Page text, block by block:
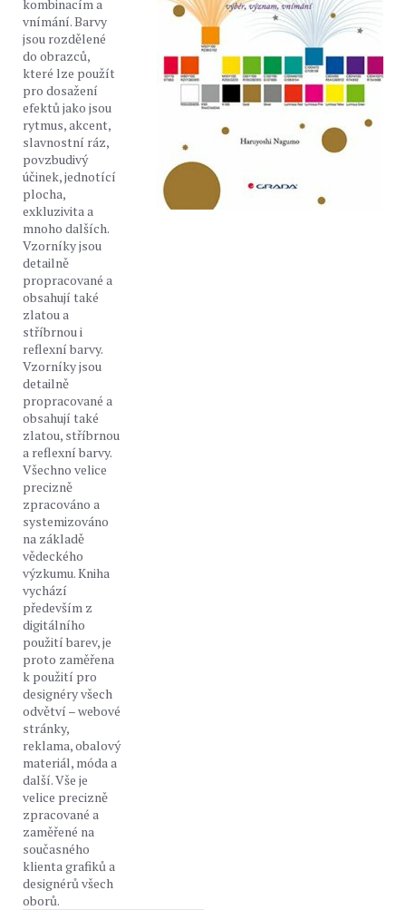
kombinacím a
vnímání. Barvy
jsou rozdělené
do obrazců,
které lze použít
pro dosažení
efektů jako jsou
rytmus, akcent,
slavnostní ráz,
povzbudivý
účinek, jednotící
plocha,
exkluzivita a
mnoho dalších.
Vzorníky jsou
detailně
propracované a
obsahují také
zlatou a
stříbrnou i
reflexní barvy.
Vzorníky jsou
detailně
propracované a
obsahují také
zlatou, stříbrnou
a reflexní barvy.
Všechno velice
precizně
zpracováno a
systemizováno
na základě
vědeckého
výzkumu. Kniha
vychází
především z
digitálního
použití barev, je
proto zaměřena
k použití pro
designéry všech
odvětví – webové
stránky,
reklama, obalový
materiál, móda a
další. Vše je
velice precizně
zpracované a
zaměřené na
současného
klienta grafiků a
designérů všech
oborů.